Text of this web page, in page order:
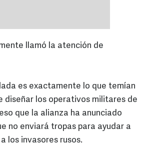
llamó la atención de
es exactamente lo que temían
diseñar los operativos militares de
que la alianza ha anunciado
no enviará tropas para ayudar a
los invasores rusos.